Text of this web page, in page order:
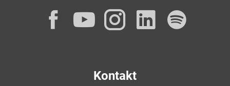
Facebook
YouTube
Instagram
Kontakt